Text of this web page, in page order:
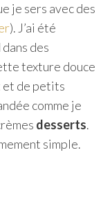
je sers avec des
). J’ai été
des
texture douce
et de petits
comme je
desserts.
simple.